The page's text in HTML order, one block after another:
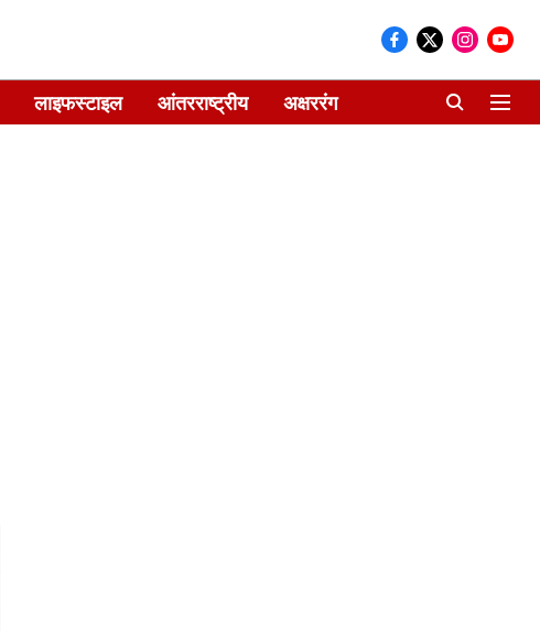
लाइफस्टाइल आंतरराष्ट्रीय अक्षररंग